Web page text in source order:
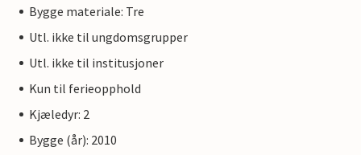
Bygge materiale: Tre
Utl. ikke til ungdomsgrupper
Utl. ikke til institusjoner
Kun til ferieopphold
Kjæledyr: 2
Bygge (år): 2010